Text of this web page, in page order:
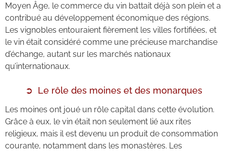
Moyen Âge, le commerce du vin battait déjà son plein et a
contribué au développement économique des régions.
Les vignobles entouraient fièrement les villes fortifiées, et
le vin était considéré comme une précieuse marchandise
d’échange, autant sur les marchés nationaux
qu’internationaux.
Le rôle des moines et des monarques
Les moines ont joué un rôle capital dans cette évolution.
Grâce à eux, le vin était non seulement lié aux rites
religieux, mais il est devenu un produit de consommation
courante, notamment dans les monastères. Les